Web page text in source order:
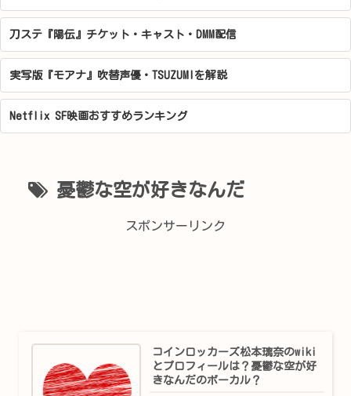
刀ステ『陽伝』チケット・キャスト・DMM配信
実写版『モアナ』吹替声優・TSUZUMIを解説
Netflix SF映画おすすめランキング
憂鬱な空が好きなんだ
スポンサーリンク
コインロッカーズ松本璃奈のwiki
とプロフィールは？憂鬱な空が好
きなんだのボーカル？